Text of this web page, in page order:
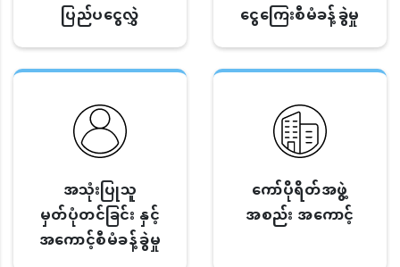
ပြည်ပငွေလွှဲ ငွေကြေးစီမံခန့်ခွဲမှု
အသုံးပြုသူ
မှတ်ပုံတင်ခြင်း နှင့်
အကောင့်စီမံခန့်ခွဲမှု
ကော်ပိုရိတ်အဖွဲ့
အစည်း အကောင့်